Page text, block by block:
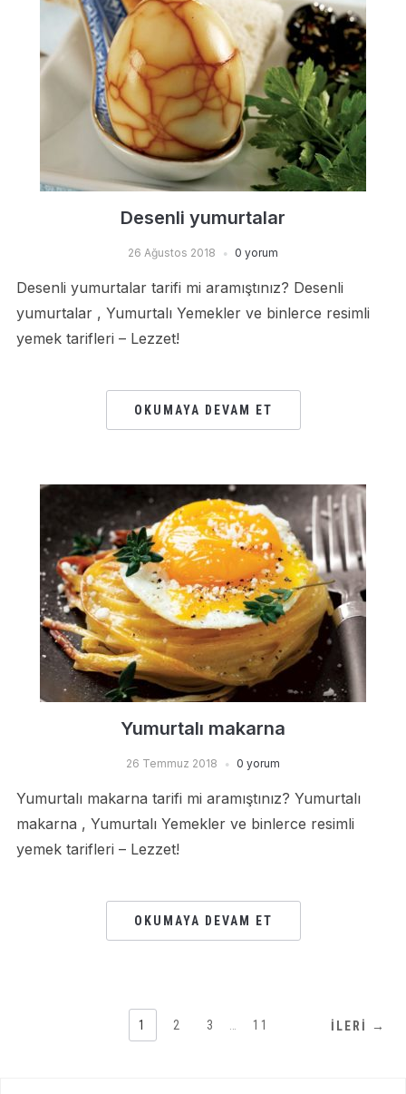
Desenli yumurtalar
26 Ağustos 2018 0 yorum
Desenli yumurtalar tarifi mi aramıştınız? Desenli
yumurtalar , Yumurtalı Yemekler ve binlerce resimli
yemek tarifleri – Lezzet!
OKUMAYA DEVAM ET
Yumurtalı makarna
26 Temmuz 2018 0 yorum
Yumurtalı makarna tarifi mi aramıştınız? Yumurtalı
makarna , Yumurtalı Yemekler ve binlerce resimli
yemek tarifleri – Lezzet!
OKUMAYA DEVAM ET
1 2 3 11 İLERI →